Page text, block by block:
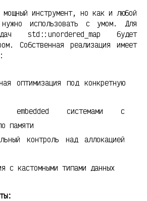
инструмент, но как и любой
использовать с умом. Для
std::unordered_map будет
Собственная реализация имеет
оптимизация под конкретную
embedded системами с
памяти
контроль над аллокацией
с кастомными типами данных